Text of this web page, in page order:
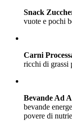
Snack
vuote e pochi
Carni
ricchi di grassi
Bevande Ad
bevande
povere di